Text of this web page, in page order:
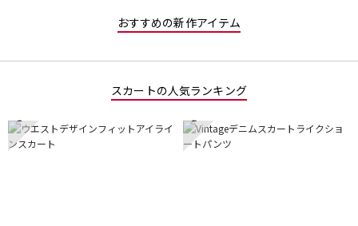
おすすめの新作アイテム
スカートの人気ランキング
1 2